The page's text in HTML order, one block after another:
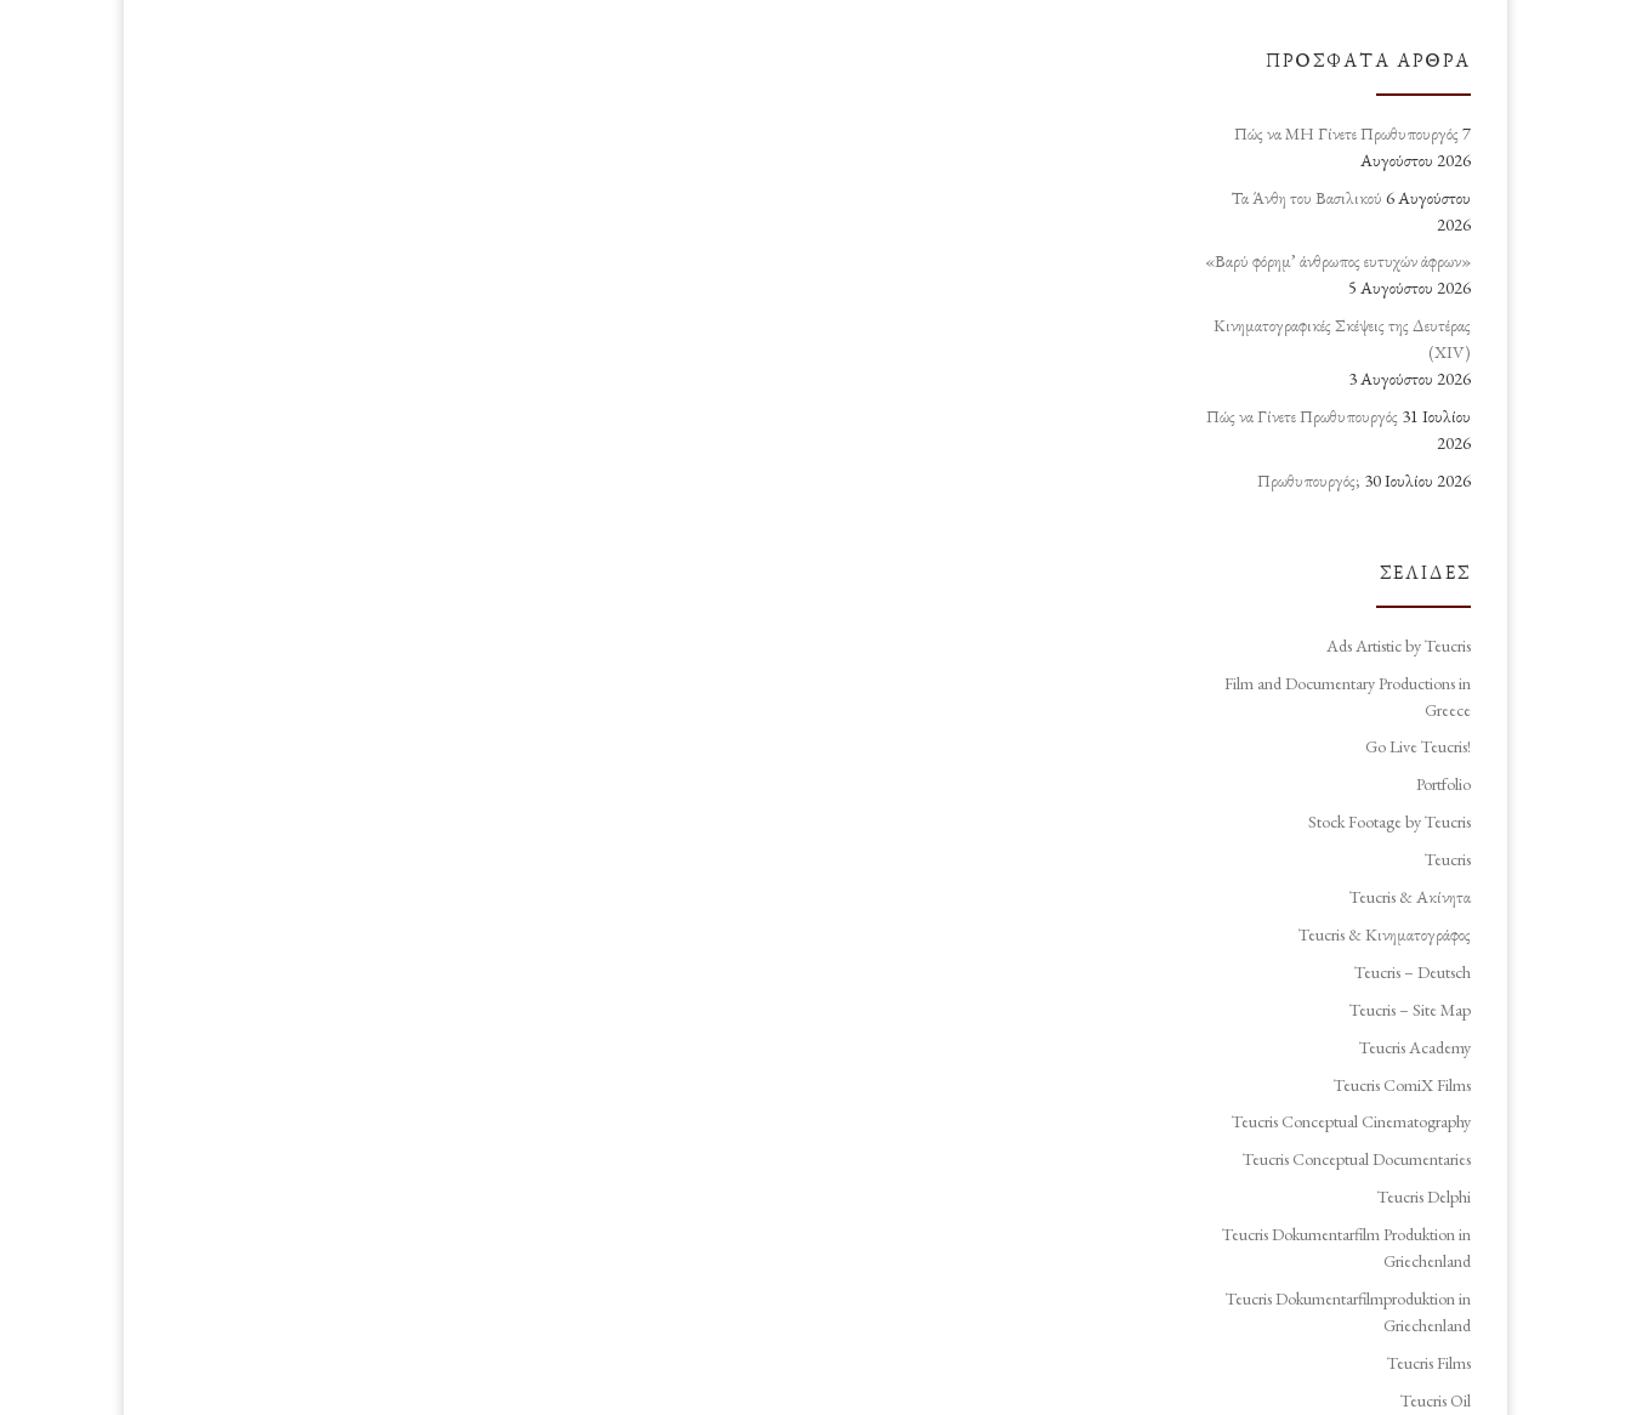
ΠΡΌΣΦΑΤΑ ΆΡΘΡΑ
Πώς να ΜΗ Γίνετε Πρωθυπουργός 7
Αυγούστου 2026
Τα Άνθη του Βασιλικού 6 Αυγούστου
2026
«Βαρύ φόρημ’ άνθρωπος ευτυχών άφρων»
5 Αυγούστου 2026
Κινηματογραφικές Σκέψεις της Δευτέρας
(ΧΙV)
3 Αυγούστου 2026
Πώς να Γίνετε Πρωθυπουργός 31 Ιουλίου
2026
Πρωθυπουργός; 30 Ιουλίου 2026
ΣΕΛΊΔΕΣ
Ads Artistic by Teucris
Film and Documentary Productions in
Greece
Go Live Teucris!
Portfolio
Stock Footage by Teucris
Teucris
Teucris & Ακίνητα
Teucris & Κινηματογράφος
Teucris – Deutsch
Teucris – Site Map
Teucris Academy
Teucris ComiX Films
Teucris Conceptual Cinematography
Teucris Conceptual Documentaries
Teucris Delphi
Teucris Dokumentarfilm Produktion in
Griechenland
Teucris Dokumentarfilmproduktion in
Griechenland
Teucris Films
Teucris Oil